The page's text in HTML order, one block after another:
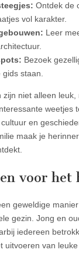
Ontdek de
vol karakter.
Leer
Bezoek
gids staan.
zijn niet alleen
weetjes
en
maak je
voor het
geweldige
gezin. Jong en
iedereen
uitvoeren van